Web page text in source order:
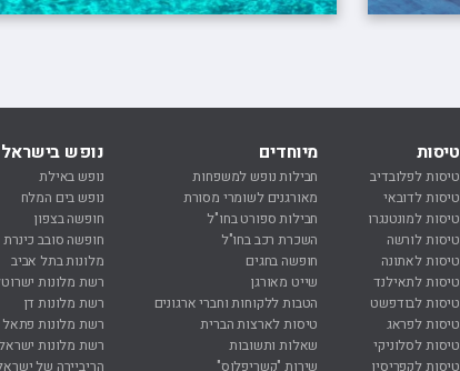
טיסות
טיסות לפלובדיב
טיסות לדובאי
טיסות למונטנגרו
טיסות לורשה
טיסות לאתונה
טיסות לתאילנד
טיסות לבודפשט
טיסות לפראג
טיסות לסלוניקי
טיסות לקפריסין
מיוחדים
חבילות נופש למשפחות
מאורגנים לשומרי מסורת
חבילות ספורט בחו"ל
השכרת רכב בחו"ל
חופשה בחגים
שייט מאורגן
הטבות ללקוחות וחברי ארגונים
טיסות לארצות הברית
שאלות ותשובות
שירות "קשריפלוס"
נופש בישראל
נופש באילת
נופש בים המלח
חופשה בצפון
חופשה סובב כינרת
מלונות בתל אביב
רשת מלונות
רשת מלונות דן
רשת מלונות פתאל
רשת מלונות
הריביירה של